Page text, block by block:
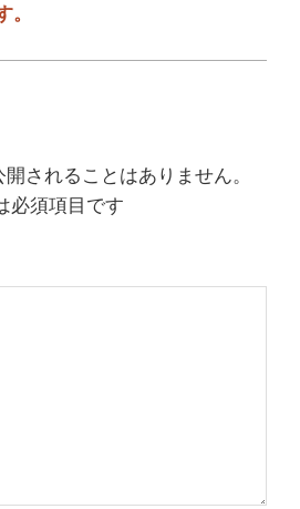
されることはありません。
必須項目です